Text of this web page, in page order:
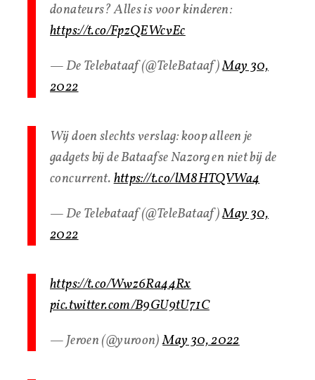
donateurs? Alles is voor kinderen:
https://t.co/FpzQEWcvEc
— De Telebataaf (@TeleBataaf)May 30,
2022
Wij doen slechts verslag: koop alleen je
gadgets bij de Bataafse Nazorg en niet bij de
concurrent.https://t.co/lM8HTQVWa4
— De Telebataaf (@TeleBataaf)May 30,
2022
https://t.co/Wwz6Ra44Rx
pic.twitter.com/B9GU9tU71C
— Jeroen (@yuroon)May 30, 2022